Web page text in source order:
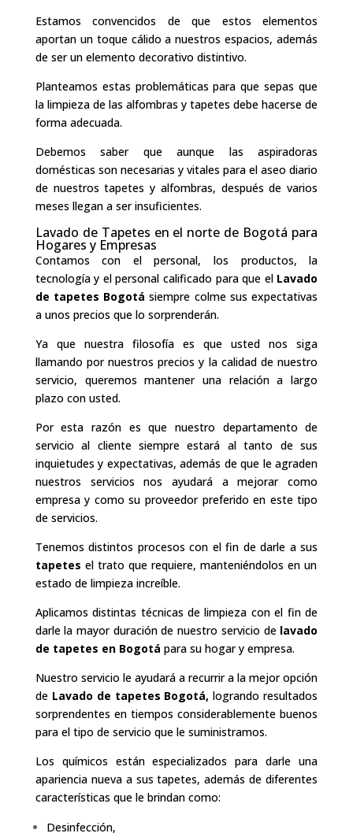
Estamos convencidos de que estos elementos
aportan un toque cálido a nuestros espacios, además
de ser un elemento decorativo distintivo.
Planteamos estas problemáticas para que sepas que
la limpieza de las alfombras y tapetes debe hacerse de
forma adecuada.
Debemos saber que aunque las aspiradoras
domésticas son necesarias y vitales para el aseo diario
de nuestros tapetes y alfombras, después de varios
meses llegan a ser insuficientes.
Lavado de Tapetes en el norte de Bogotá para
Hogares y Empresas
Contamos con el personal, los productos, la
tecnología y el personal calificado para que el Lavado
de tapetes Bogotá siempre colme sus expectativas
a unos precios que lo sorprenderán.
Ya que nuestra filosofía es que usted nos siga
llamando por nuestros precios y la calidad de nuestro
servicio, queremos mantener una relación a largo
plazo con usted.
Por esta razón es que nuestro departamento de
servicio al cliente siempre estará al tanto de sus
inquietudes y expectativas, además de que le agraden
nuestros servicios nos ayudará a mejorar como
empresa y como su proveedor preferido en este tipo
de servicios.
Tenemos distintos procesos con el fin de darle a sus
tapetes el trato que requiere, manteniéndolos en un
estado de limpieza increíble.
Aplicamos distintas técnicas de limpieza con el fin de
darle la mayor duración de nuestro servicio de lavado
de tapetes en Bogotá para su hogar y empresa.
Nuestro servicio le ayudará a recurrir a la mejor opción
de Lavado de tapetes Bogotá, logrando resultados
sorprendentes en tiempos considerablemente buenos
para el tipo de servicio que le suministramos.
Los químicos están especializados para darle una
apariencia nueva a sus tapetes, además de diferentes
características que le brindan como:
Desinfección,